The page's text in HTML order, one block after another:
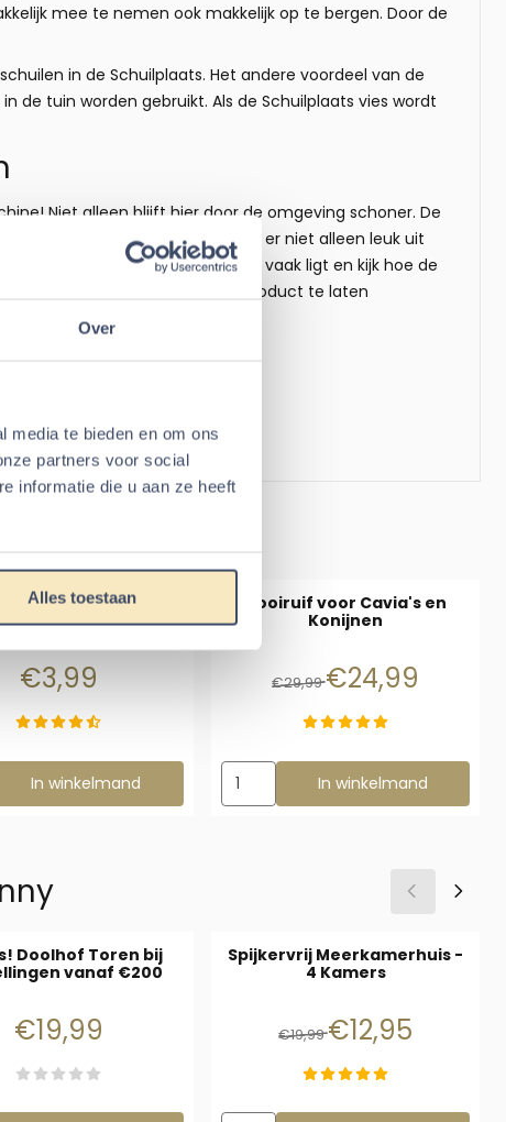
Over
media te bieden en om ons
partners voor social
informatie die u aan ze heeft
Alles toestaan
mee te nemen ook makkelijk op te bergen. Door de
in de Schuilplaats. Het andere voordeel van de
de tuin worden gebruikt. Als de Schuilplaats vies wordt
Niet alleen blijft hier door de omgeving schoner. De
met stijlvolle patronen ziet er niet alleen leuk uit
op een plek waar uw huisdier vaak ligt en kijk hoe de
om de dieren sneller het product te laten
Bladeren mix 100
gram
Prijs: 3,99
€3,99
voor Gedroogde Bladeren mix 100 gram
In winkelmand
Hooiruif voor Cavia's en
Konijnen
Van 29,99 voor 24,99
€29,99€24,99
Aantal kiezen voor Hooiruif voor
In winkelmand
Doolhof Toren bij
vanaf €200
Prijs: 19,99
€19,99
Spijkervrij Meerkamerhuis -
4 Kamers
Van 19,99 voor 12,95
€19,99€12,95